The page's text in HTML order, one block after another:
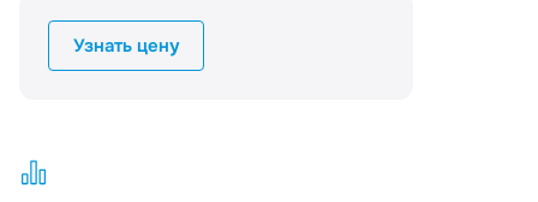
Узнать цену